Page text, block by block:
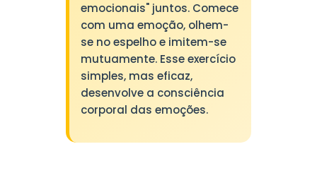
emocionais" juntos. Comece
com uma emoção, olhem-
se no espelho e imitem-se
mutuamente. Esse exercício
simples, mas eficaz,
desenvolve a consciência
corporal das emoções.